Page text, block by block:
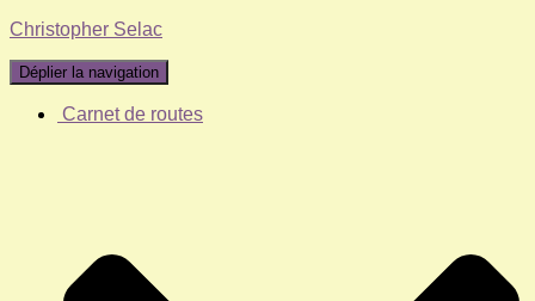
Christopher Selac
Déplier la navigation
Carnet de routes